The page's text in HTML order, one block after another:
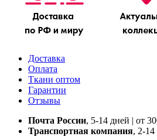
Доставка
Оплата
Ткани оптом
Гарантии
Отзывы
Почта России, 5-14 дней | от
Транспортная компания, 2-